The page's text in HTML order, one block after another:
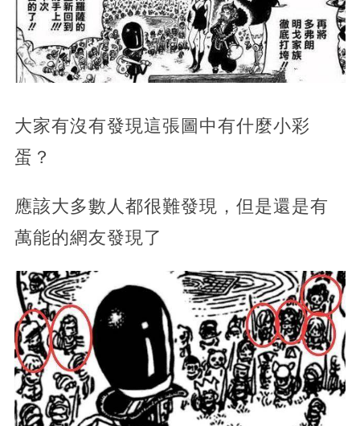
大家有沒有發現這張圖中有什麼小彩
蛋？
應該大多數人都很難發現，但是還是有
萬能的網友發現了